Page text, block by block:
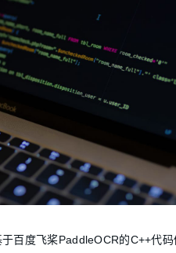
百度飞桨PaddleOCR的C++代